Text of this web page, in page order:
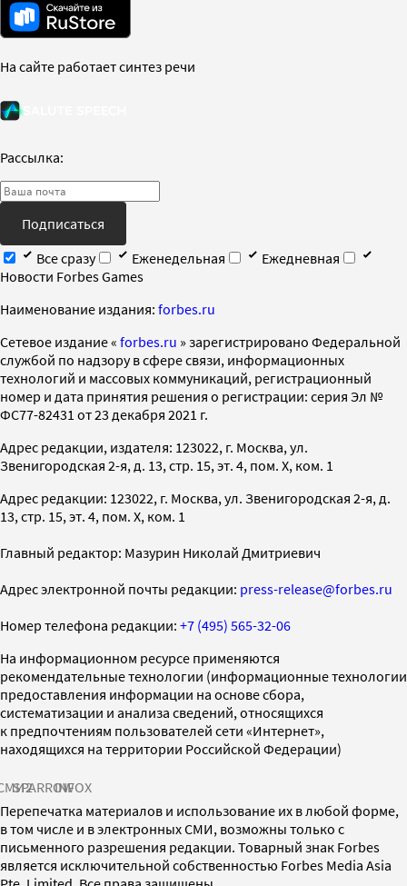
На сайте работает синтез речи
Рассылка:
Подписаться
Все сразу
Еженедельная
Ежедневная
Новости Forbes Games
Наименование издания: forbes.ru
Cетевое издание « forbes.ru » зарегистрировано Федеральной
службой по надзору в сфере связи, информационных
технологий и массовых коммуникаций, регистрационный
номер и дата принятия решения о регистрации: серия Эл №
ФС77-82431 от 23 декабря 2021 г.
Адрес редакции, издателя: 123022, г. Москва, ул.
Звенигородская 2-я, д. 13, стр. 15, эт. 4, пом. X, ком. 1
Адрес редакции: 123022, г. Москва, ул. Звенигородская 2-я, д.
13, стр. 15, эт. 4, пом. X, ком. 1
Главный редактор: Мазурин Николай Дмитриевич
Адрес электронной почты редакции: press-release@forbes.ru
Номер телефона редакции: +7 (495) 565-32-06
На информационном ресурсе применяются
рекомендательные технологии (информационные технологии
предоставления информации на основе сбора,
систематизации и анализа сведений, относящихся
к предпочтениям пользователей сети «Интернет»,
находящихся на территории Российской Федерации)
SPARROWINFOX
Перепечатка материалов и использование их в любой форме,
в том числе и в электронных СМИ, возможны только с
письменного разрешения редакции. Товарный знак Forbes
является исключительной собственностью Forbes Media Asia